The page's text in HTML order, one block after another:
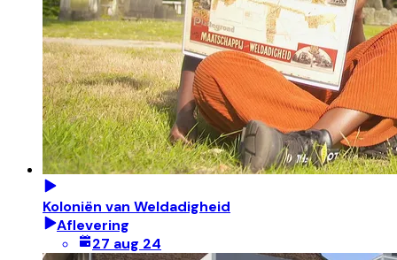
Koloniën van Weldadigheid
Aflevering
27 aug 24